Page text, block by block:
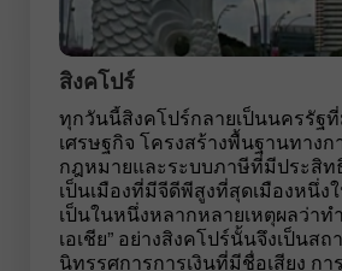
สิงคโปร์
ทุกวันนี้สิงคโปร์กลายเป็นนครรัฐ
เศรษฐกิจ โครงสร้างพื้นฐานทางก
กฎหมายและระบบภาษีที่มีประสิท
เป็นเมืองที่มีจีดีพีสูงที่สุดเมืองหนึ่ง
เป็นในหนึ่งหลากหลายเหตุผลว่าท
เอเชีย” อย่างสิงคโปร์นั้นจึงเป็นส
นิทรรศการการเงินที่มีชื่อเสียง กา